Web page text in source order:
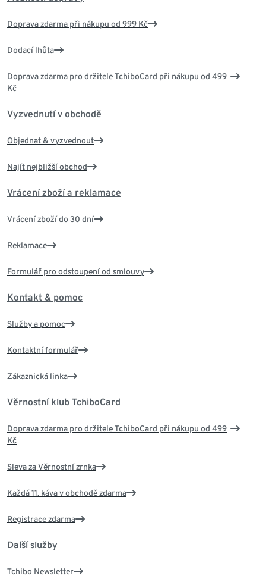
Doprava zdarma při nákupu od 999 Kč
Dodací lhůta
Doprava zdarma pro držitele TchiboCard při nákupu od 499
Kč
Vyzvednutí v obchodě
Objednat & vyzvednout
Najít nejbližší obchod
Vrácení zboží a reklamace
Vrácení zboží do 30 dní
Reklamace
Formulář pro odstoupení od smlouvy
Kontakt & pomoc
Služby a pomoc
Kontaktní formulář
Zákaznická linka
Věrnostní klub TchiboCard
Doprava zdarma pro držitele TchiboCard při nákupu od 499
Kč
Sleva za Věrnostní zrnka
Každá 11. káva v obchodě zdarma
Registrace zdarma
Další služby
Tchibo Newsletter